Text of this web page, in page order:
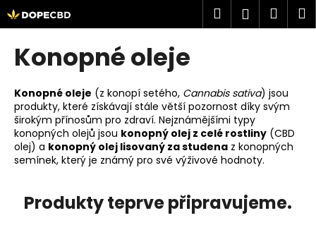
Přejít
na
obsah
Hledat
Konopné oleje
Konopné oleje (z konopí setého, Cannabis sativa) jsou
produkty, které získávají stále větší pozornost díky svým
širokým přínosům pro zdraví. Nejznámějšími typy
konopných olejů jsou konopný olej z celé rostliny (CBD
olej) a konopný olej lisovaný za studena z konopných
semínek, který je známý pro své výživové hodnoty.
Produkty teprve připravujeme.
K
o
o
p
o
t
ř
b